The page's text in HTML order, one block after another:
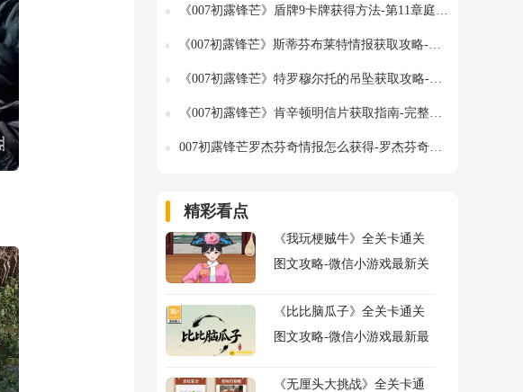
《007初露锋芒》盾牌9卡牌获得方法-第11章庭院检查点详解
《007初露锋芒》斯蒂芬布莱特情报获取攻略-博物馆12章详细路线
《007初露锋芒》特罗穆尔托的吊坠获取攻略-第11章纪念品详解
《007初露锋芒》肯辛顿明信片获取指南-完整攻略解析
007初露锋芒罗杰芬奇情报怎么获得-罗杰芬奇情报获得方式
精彩看点
《我玩梗贼牛》全关卡通关
图文攻略-微信小游戏最新关
《比比脑瓜子》全关卡通关
图文攻略-微信小游戏最新最
《无厘头大挑战》全关卡通